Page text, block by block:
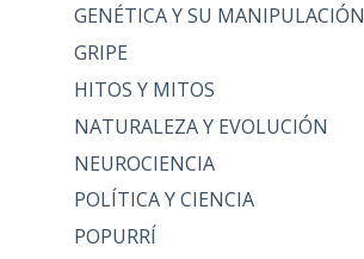
GENÉTICA Y SU MANIPULACIÓN
GRIPE
HITOS Y MITOS
NATURALEZA Y EVOLUCIÓN
NEUROCIENCIA
POLÍTICA Y CIENCIA
POPURRÍ